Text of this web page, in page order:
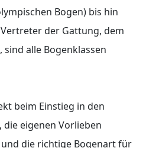
Bogen) bis hin
der Gattung, dem
alle Bogenklassen
beim Einstieg in den
die eigenen Vorlieben
die richtige Bogenart für